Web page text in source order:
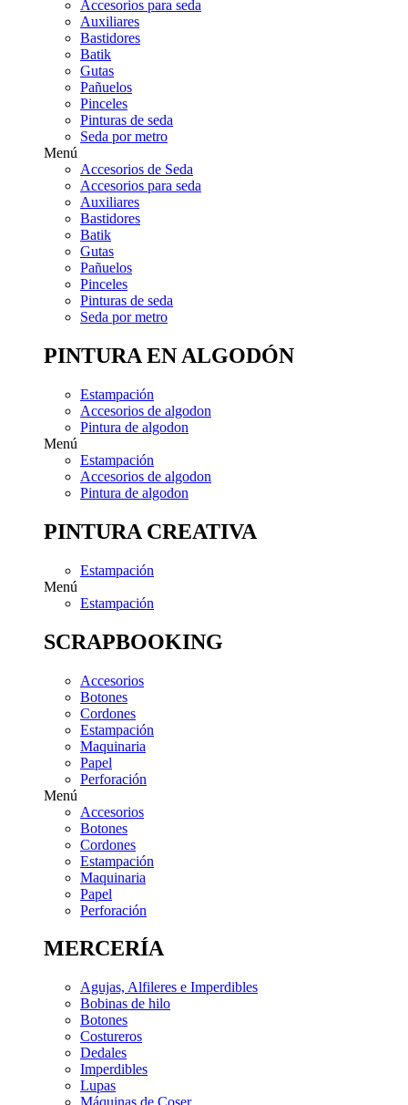
Accesorios para seda
Auxiliares
Bastidores
Batik
Gutas
Pañuelos
Pinceles
Pinturas de seda
Seda por metro
Menú
Accesorios de Seda
Accesorios para seda
Auxiliares
Bastidores
Batik
Gutas
Pañuelos
Pinceles
Pinturas de seda
Seda por metro
PINTURA EN ALGODÓN
Estampación
Accesorios de algodon
Pintura de algodon
Menú
Estampación
Accesorios de algodon
Pintura de algodon
PINTURA CREATIVA
Estampación
Menú
Estampación
SCRAPBOOKING
Accesorios
Botones
Cordones
Estampación
Maquinaria
Papel
Perforación
Menú
Accesorios
Botones
Cordones
Estampación
Maquinaria
Papel
Perforación
MERCERÍA
Agujas, Alfileres e Imperdibles
Bobinas de hilo
Botones
Costureros
Dedales
Imperdibles
Lupas